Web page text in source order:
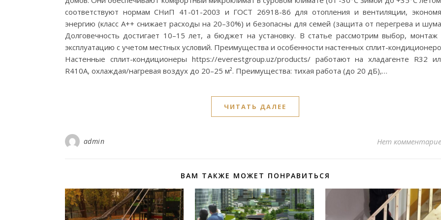
соответствуют нормам СНиП 41-01-2003 и ГОСТ 26918-86 для отопления и вентиляции,
энергию (класс A++ снижает расходы на 20–30%) и безопасны для семей (защита от перегрева и
Долговечность достигает 10–15 лет, а бюджет на установку. В статье рассмотрим выбор, монтаж
эксплуатацию с учетом местных условий. Преимущества и особенности настенных сплит-
Настенные сплит-кондиционеры https://everestgroup.uz/products/ работают на хладагенте R32
R410A, охлаждая/нагревая воздух до 20–25 м². Преимущества: тихая работа (до 20 дБ),…
ЧИТАТЬ ДАЛЕЕ
admin Нет
ВАМ ТАКЖЕ МОЖЕТ ПОНРАВИТЬСЯ